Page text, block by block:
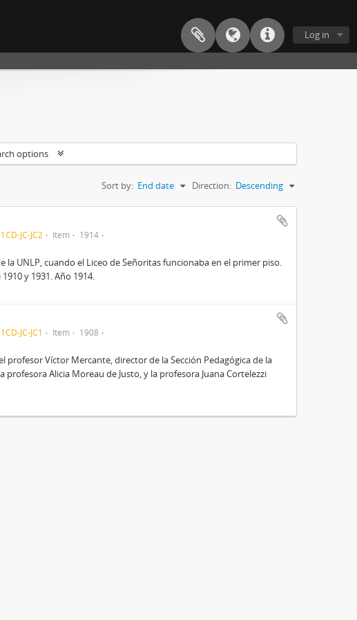
Log in
options
Sort by: End date Direction: Descending
JC-JC2 Item
1914
la UNLP, cuando el Liceo de Señoritas funcionaba en el primer piso.
y 1931. Año 1914.
JC-JC1 Item
1908
profesor Víctor Mercante, director de la Sección Pedagógica de la
profesora Alicia Moreau de Justo, y la profesora Juana Cortelezzi